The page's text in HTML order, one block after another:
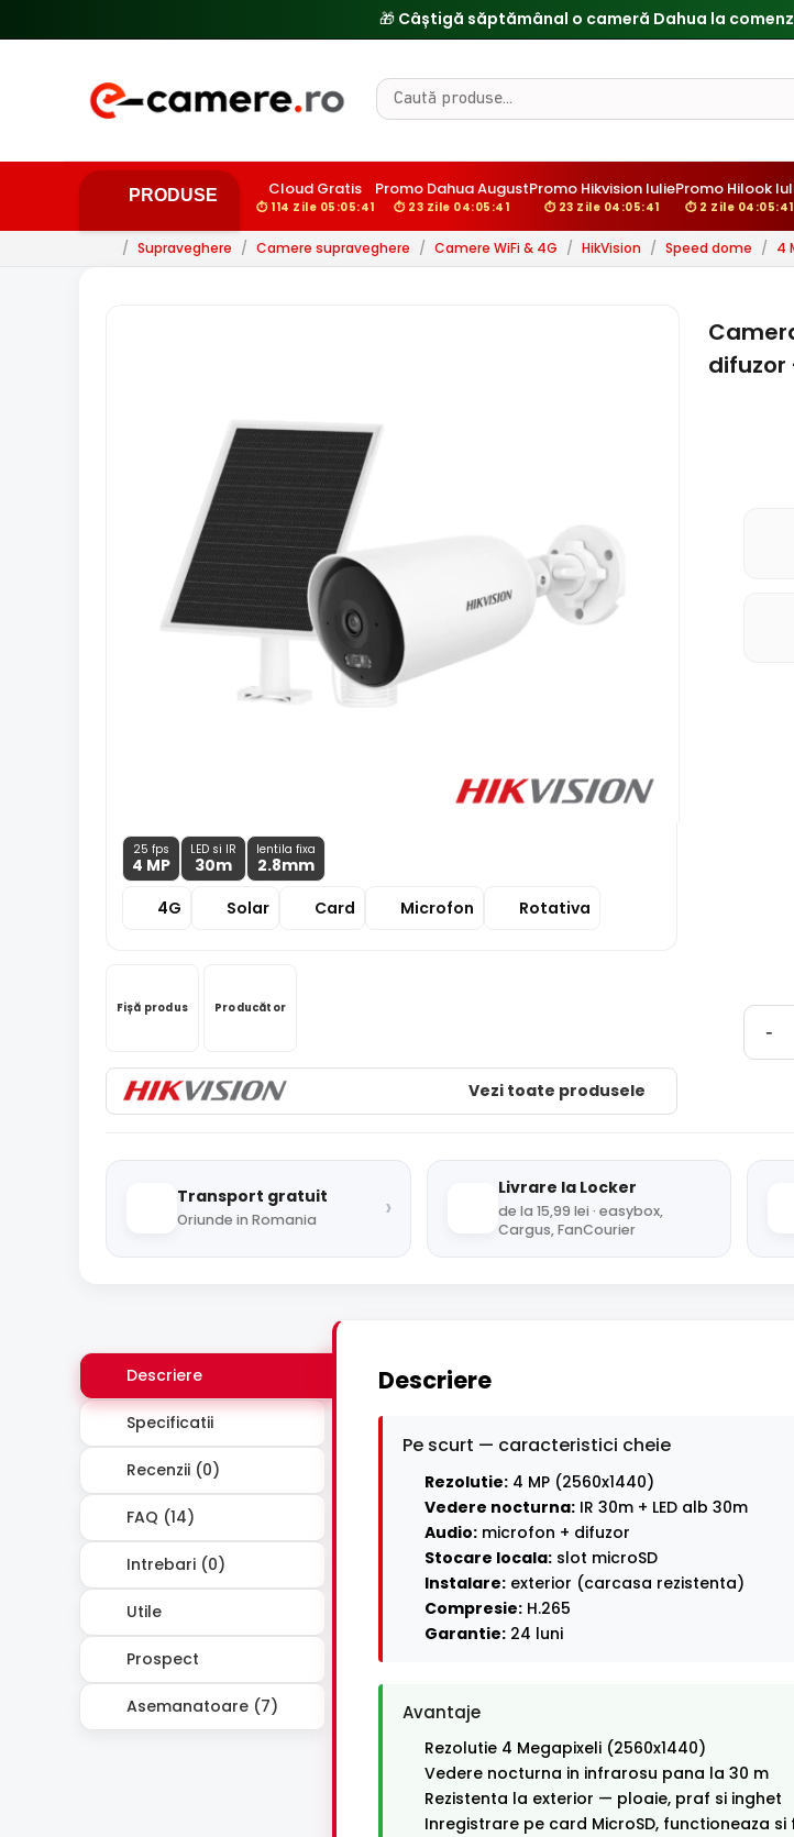
PRODUSE Cloud Gratis
⏱ 114 Zile 05:05:40
Promo Dahua August
⏱ 23 Zile 04:05:40
Promo Hikvision Iulie
⏱ 23 Zile 04:05:40
Promo Hilook
⏱ 2 Zile 04:05:40
/ Supraveghere / Camere supraveghere / Camere WiFi & 4G / HikVision / Speed dome / 4
25 fps
4 MP
LED si IR
30m
lentila fixa
2.8mm
4G
Solar Card Microfon Rotativa
Fișă produs Producător
Vezi toate produsele
difuzor
-
Transport gratuit
Oriunde in Romania ›
Livrare la Locker
de la 15,99 lei · easybox,
Cargus, FanCourier
Descriere
Specificatii
Recenzii (0)
FAQ (14)
Intrebari (0)
Utile
Prospect
Asemanatoare (7)
Descriere
Pe scurt — caracteristici cheie
Rezolutie: 4 MP (2560x1440)
Vedere nocturna: IR 30m + LED alb 30m
Audio: microfon + difuzor
Stocare locala: slot microSD
Instalare: exterior (carcasa rezistenta)
Compresie: H.265
Garantie: 24 luni
Avantaje
Rezolutie 4 Megapixeli (2560x1440)
Vedere nocturna in infrarosu pana la 30 m
Rezistenta la exterior — ploaie, praf si inghet
Inregistrare pe card MicroSD, functioneaza si